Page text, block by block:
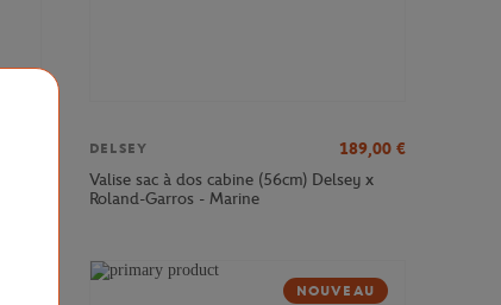
DELSEY 189,00 €
Valise sac à dos cabine (56cm) Delsey x
Roland-Garros - Marine
NOUVEAU